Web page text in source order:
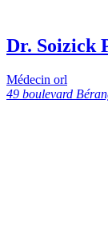
Dr. Soizick
Médecin orl
49 boulevard